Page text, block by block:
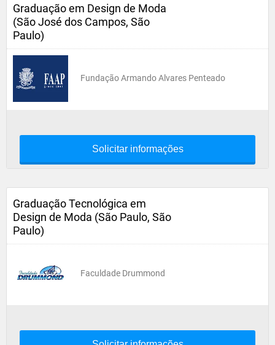
Graduação em Design de Moda
(São José dos Campos, São
Paulo)
Fundação Armando Alvares Penteado
Solicitar informações
Graduação Tecnológica em
Design de Moda (São Paulo, São
Paulo)
Faculdade Drummond